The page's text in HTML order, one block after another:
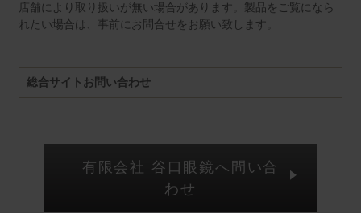
店舗により取り扱いが無い場合があります。製品をご覧になら
れたい場合は、事前にお問合せをお願い致します。
総合サイトお問い合わせ
有限会社 谷口眼鏡へ問い合
わせ